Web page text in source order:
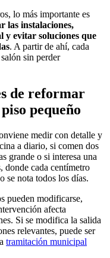
lo más importante es
las instalaciones,
y evitar soluciones que
. A partir de ahí, cada
sin perder
de reformar
pequeño
medir con detalle y
a diario, si comen dos
grande o si interesa una
donde cada centímetro
se nota todos los días.
pueden modificarse,
afecta
Si se modifica la salida
relevantes, puede ser
tramitación municipal